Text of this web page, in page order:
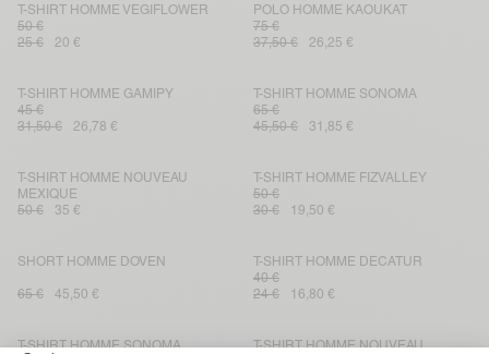
T-SHIRT HOMME VEGIFLOWER
50 €
25 €
20 €
POLO HOMME KAOUKAT
75 €
37,50 €
26,25 €
T-SHIRT HOMME GAMIPY
45 €
31,50 €
26,78 €
T-SHIRT HOMME SONOMA
65 €
45,50 €
31,85 €
T-SHIRT HOMME NOUVEAU
MEXIQUE
50 €
35 €
T-SHIRT HOMME FIZVALLEY
50 €
30 €
19,50 €
SHORT HOMME DOVEN
65 € 45,50 €
T-SHIRT HOMME DECATUR
40 €
24 €
16,80 €
T-SHIRT HOMME SONOMA
T-SHIRT HOMME NOUVEAU